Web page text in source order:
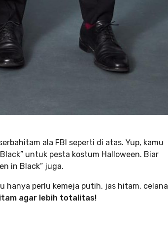
ala FBI seperti di atas. Yup, kamu
untuk pesta kostum Halloween. Biar
in Black” juga.
hanya perlu kemeja putih, jas hitam, celana
agar lebih totalitas!